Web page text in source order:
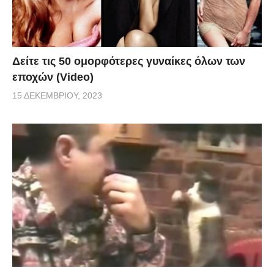
Δείτε τις 50 ομορφότερες γυναίκες όλων των
εποχών (Video)
15 ΔΕΚΕΜΒΡΊΟΥ, 2023